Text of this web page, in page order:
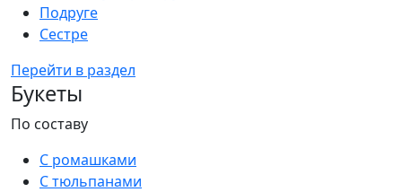
Подруге
Сестре
Перейти в раздел
Букеты
По составу
С ромашками
С тюльпанами